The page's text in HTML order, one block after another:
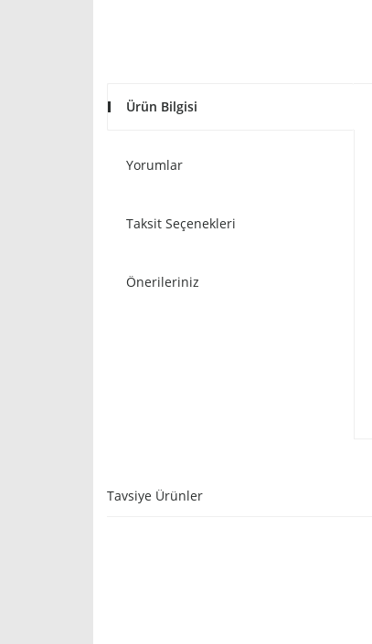
Ürün Bilgisi
Yorumlar
Taksit Seçenekleri
Önerileriniz
Tavsiye Ürünler